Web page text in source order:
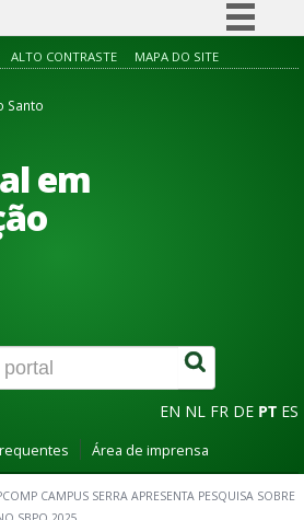
Simplifique!
ALTO CONTRASTE MAPA DO SITE
Santo
em
EN NL FR DE PT ES
Área de imprensa
CAMPUS SERRA APRESENTA PESQUISA SOBRE